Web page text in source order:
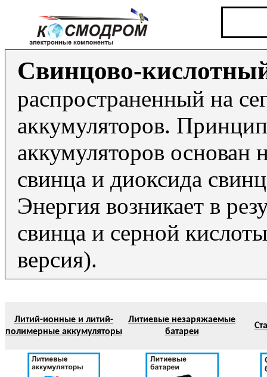
Свинцово-
распространенный на
аккумуляторов.
аккумуляторов основан
свинца и диоксида
Энергия возникает в
свинца и серной
версия).
Литий-ионные и литий-
полимерные аккумуляторы
Литиевые незаряжаемые
батареи